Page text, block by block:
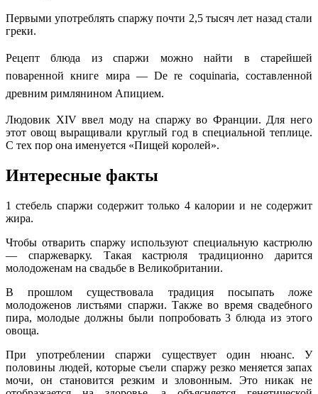
Первыми употреблять спаржу почти 2,5 тысяч лет назад стали
греки.
Рецепт блюда из спаржи можно найти в старейшей
поваренной книге мира — De re coquinaria, составленной
древним римлянином Апицием.
Людовик XIV ввел моду на спаржу во Франции. Для него
этот овощ выращивали круглый год в специальной теплице.
С тех пор она именуется «Пищей королей».
Интересные факты
1 стебель спаржи содержит только 4 калории и не содержит
жира.
Чтобы отварить спаржу используют специальную кастрюлю
— спаржеварку. Такая кастрюля традиционно дарится
молодоженам на свадьбе в Великобритании.
В прошлом существовала традиция посыпать ложе
молодоженов листьями спаржи. Также во время свадебного
пира, молодые должны были попробовать 3 блюда из этого
овоща.
При употреблении спаржи существует один нюанс. У
половины людей, которые съели спаржу резко меняется запах
мочи, он становится резким и зловонным. Это никак не